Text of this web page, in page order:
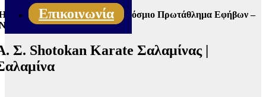
Επικοινωνία
Ελληνική Αποστολή στο Παγκόσμιο Πρωτάθλημα Εφήβων –
– U21 στην Ιταλία
Σ. Shotokan Karate Σαλαμίνας |